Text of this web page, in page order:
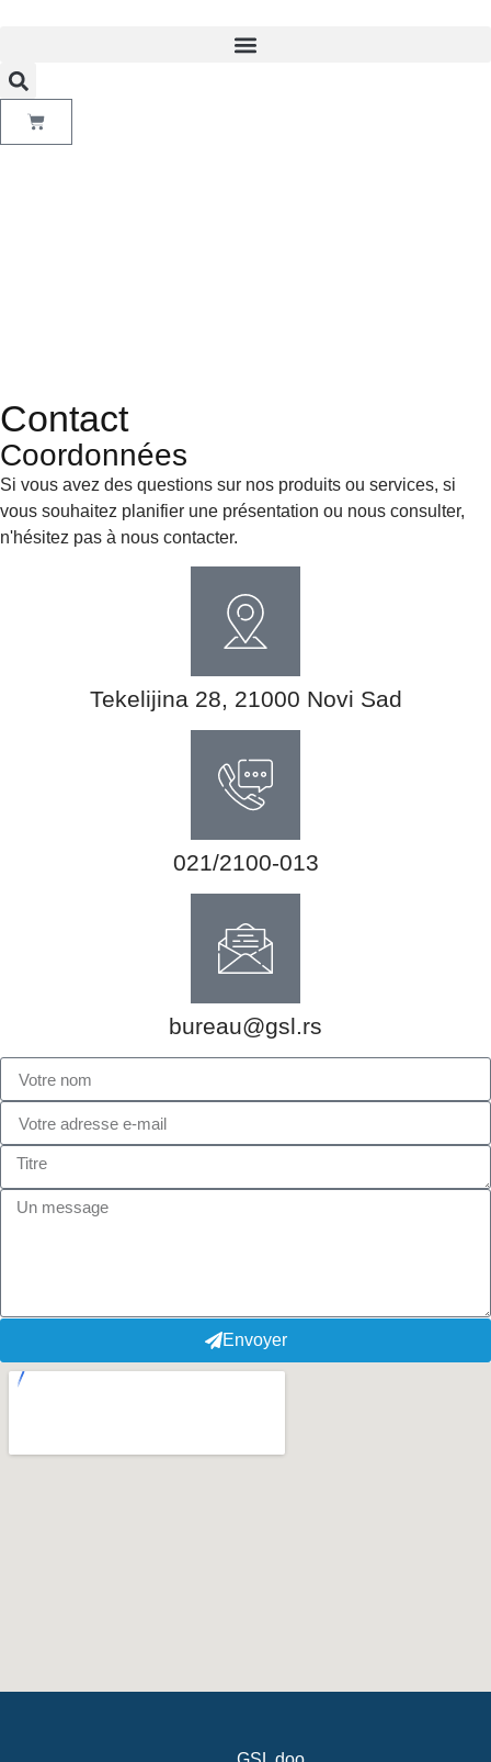
Contact
Coordonnées
Si vous avez des questions sur nos produits ou services, si
vous souhaitez planifier une présentation ou nous consulter,
n'hésitez pas à nous contacter.
Tekelijina 28, 21000 Novi Sad
021/2100-013
bureau@gsl.rs
Envoyer